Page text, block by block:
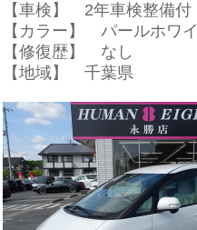
【車検】 2年車検整備付
【カラー】 パールホワ
【修復歴】 なし
【地域】 千葉県